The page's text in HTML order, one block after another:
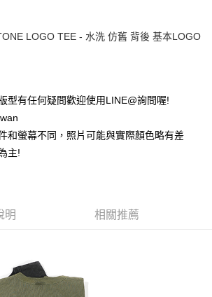
含以上)免運費
LOGO TEE - 水洗 仿舊 背後 基本LOGO
型有任何疑問歡迎使用LINE@詢問喔!
和螢幕不同，照片可能與實際顏色略有差
主!
明 相關推薦